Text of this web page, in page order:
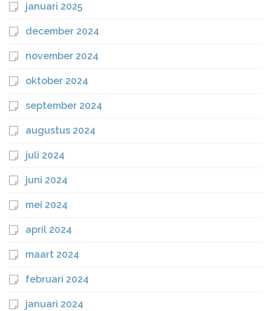
januari 2025
december 2024
november 2024
oktober 2024
september 2024
augustus 2024
juli 2024
juni 2024
mei 2024
april 2024
maart 2024
februari 2024
januari 2024